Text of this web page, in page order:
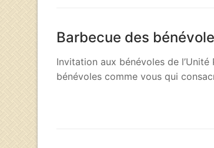
Barbecue des
Invitation aux bénévoles de
bénévoles comme vous qui